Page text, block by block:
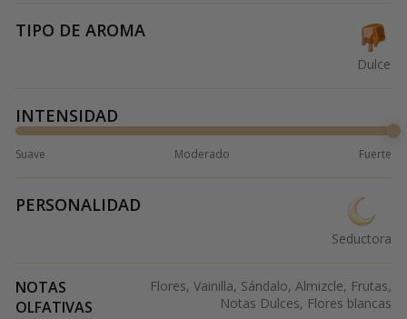
TIPO DE AROMA
Dulce
INTENSIDAD
Suave Moderado Fuerte
PERSONALIDAD
Seductora
NOTAS
OLFATIVAS
Flores, Vainilla, Sándalo, Almizcle, Frutas,
Notas Dulces, Flores blancas